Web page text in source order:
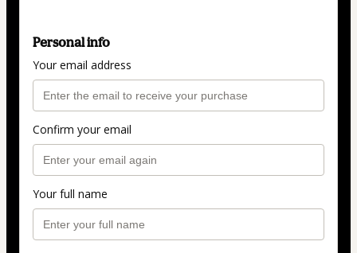
Personal info
Your email address
Confirm your email
Your full name